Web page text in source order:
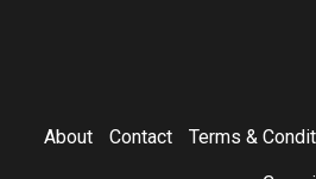
About Contact Terms &